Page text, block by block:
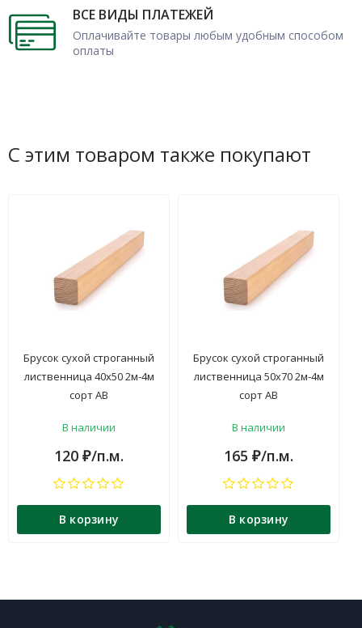
ВСЕ ВИДЫ ПЛАТЕЖЕЙ
Оплачивайте товары любым удобным способом
оплаты
С этим товаром также покупают
Брусок сухой строганный
лиственница 40х50 2м-4м
сорт АВ
В наличии
120 ₽/п.м.
В корзину
Брусок сухой строганный
лиственница 50х70 2м-4м
сорт АВ
В наличии
165 ₽/п.м.
В корзину